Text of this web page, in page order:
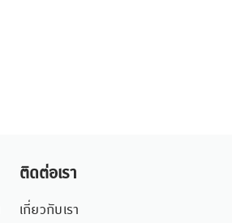
ติดต่อเรา
เกี่ยวกับเรา